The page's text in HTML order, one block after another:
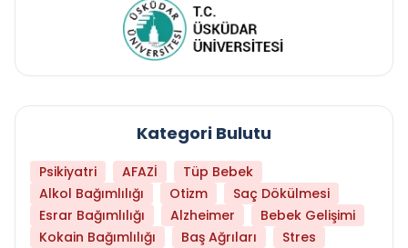
Kategori Bulutu
Psikiyatri AFAZİ
Tüp Bebek
Alkol Bağımlılığı
Otizm
Saç Dökülmesi
Esrar Bağımlılığı
Alzheimer
Bebek Gelişimi
Kokain Bağımlılığı
Baş Ağrıları
Stres